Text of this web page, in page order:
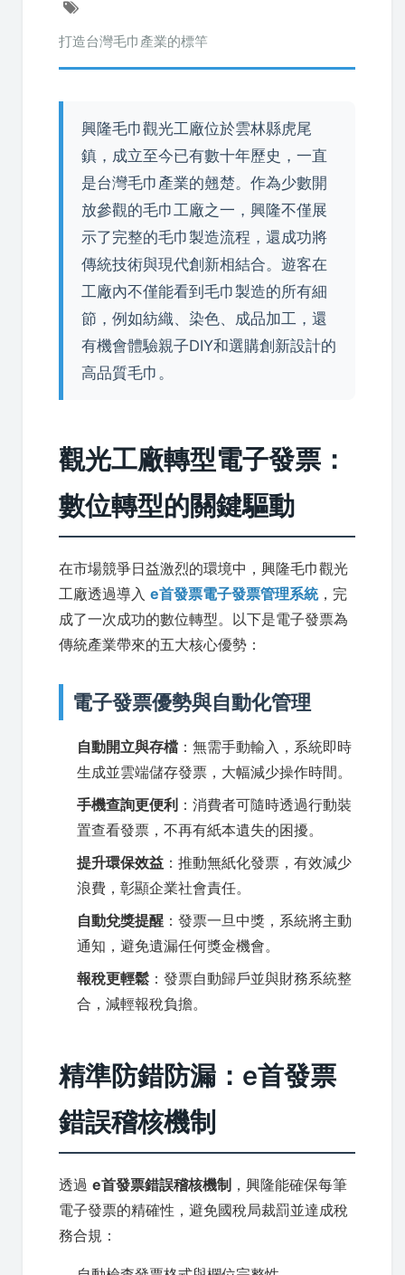
打造台灣毛巾產業的標竿
興隆毛巾觀光工廠位於雲林縣虎尾
鎮，成立至今已有數十年歷史，一直
是台灣毛巾產業的翹楚。作為少數開
放參觀的毛巾工廠之一，興隆不僅展
示了完整的毛巾製造流程，還成功將
傳統技術與現代創新相結合。遊客在
工廠內不僅能看到毛巾製造的所有細
節，例如紡織、染色、成品加工，還
有機會體驗親子DIY和選購創新設計的
高品質毛巾。
觀光工廠轉型電子發票：
數位轉型的關鍵驅動
在市場競爭日益激烈的環境中，興隆毛巾觀光
工廠透過導入 e首發票電子發票管理系統，完
成了一次成功的數位轉型。以下是電子發票為
傳統產業帶來的五大核心優勢：
電子發票優勢與自動化管理
自動開立與存檔 ：無需手動輸入，系統即時
生成並雲端儲存發票，大幅減少操作時間。
手機查詢更便利 ：消費者可隨時透過行動裝
置查看發票，不再有紙本遺失的困擾。
提升環保效益 ：推動無紙化發票，有效減少
浪費，彰顯企業社會責任。
自動兌獎提醒 ：發票一旦中獎，系統將主動
通知，避免遺漏任何獎金機會。
報稅更輕鬆 ：發票自動歸戶並與財務系統整
合，減輕報稅負擔。
精準防錯防漏：e首發票
錯誤稽核機制
透過 e首發票錯誤稽核機制 ，興隆能確保每筆
電子發票的精確性，避免國稅局裁罰並達成稅
務合規：